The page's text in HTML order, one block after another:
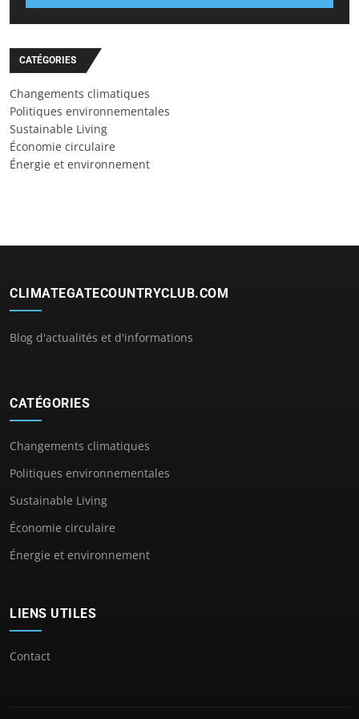
CATÉGORIES
Changements climatiques
Politiques environnementales
Sustainable Living
Économie circulaire
Énergie et environnement
CLIMATEGATECOUNTRYCLUB.COM
Blog d'actualités et d'informations
CATÉGORIES
Changements climatiques
Politiques environnementales
Sustainable Living
Économie circulaire
Énergie et environnement
LIENS UTILES
Contact